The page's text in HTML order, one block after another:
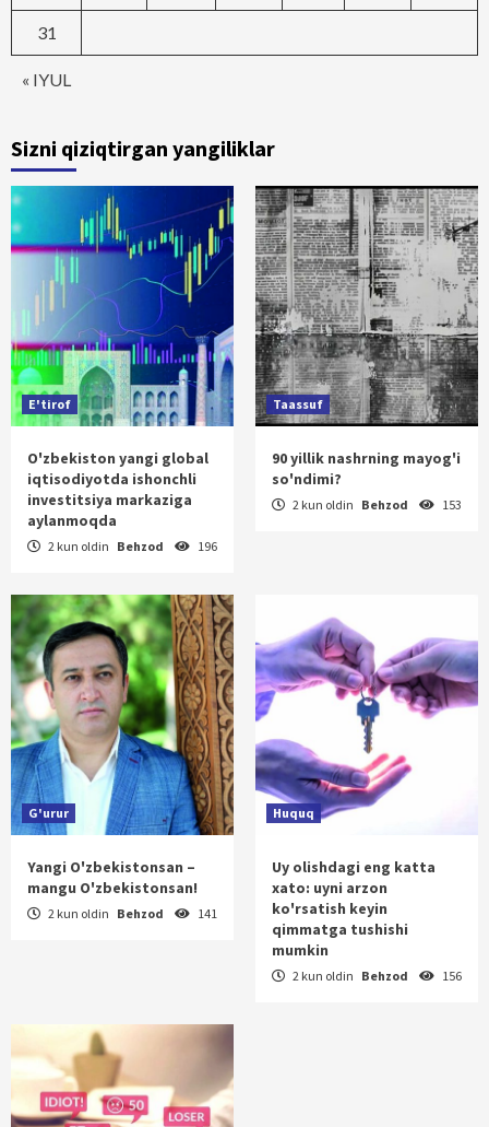
« IYUL
31
Sizni qiziqtirgan yangiliklar
E'tirof
O'zbekiston yangi global
iqtisodiyotda ishonchli
investitsiya markaziga
aylanmoqda
2 kun oldin Behzod 196
Taassuf
90 yillik nashrning mayog'i
so'ndimi?
2 kun oldin Behzod 153
G'urur
Yangi O'zbekistonsan –
mangu O'zbekistonsan!
2 kun oldin Behzod 141
Huquq
Uy olishdagi eng katta
xato: uyni arzon
ko'rsatish keyin
qimmatga tushishi
mumkin
2 kun oldin Behzod 156